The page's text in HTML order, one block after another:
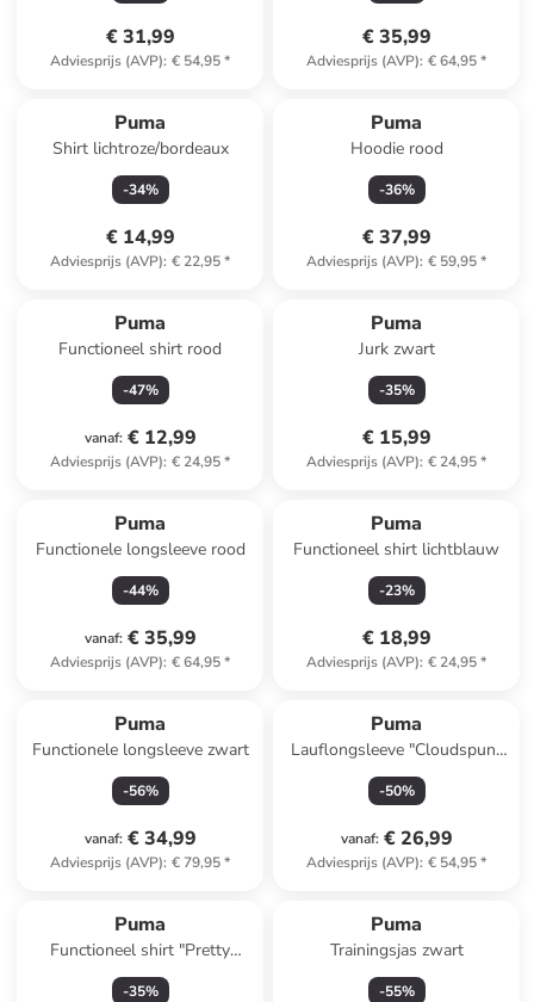
€ 31,99
Adviesprijs (AVP): € 54,95*
€ 35,99
Adviesprijs (AVP): € 64,95*
Puma
Shirt lichtroze/bordeaux
-34%
€ 14,99
Adviesprijs (AVP): € 22,95*
Puma
Hoodie rood
-36%
€ 37,99
Adviesprijs (AVP): € 59,95*
Puma
Functioneel shirt rood
-47%
vanaf: € 12,99
Adviesprijs (AVP): € 24,95*
Puma
Jurk zwart
-35%
€ 15,99
Adviesprijs (AVP): € 24,95*
Puma
Functionele longsleeve rood
-44%
vanaf: € 35,99
Adviesprijs (AVP): € 64,95*
Puma
Functioneel shirt lichtblauw
-23%
€ 18,99
Adviesprijs (AVP): € 24,95*
Puma
Functionele longsleeve zwart
-56%
vanaf: € 34,99
Adviesprijs (AVP): € 79,95*
Puma
Lauflongsleeve "Cloudspun"
blauw
-50%
vanaf: € 26,99
Adviesprijs (AVP): € 54,95*
Puma
Functioneel shirt "Pretty
Tough" zwart
-35%
Puma
Trainingsjas zwart
-55%